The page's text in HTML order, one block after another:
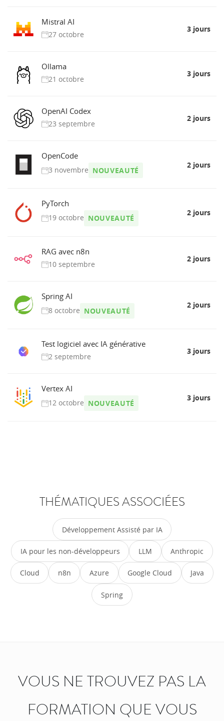
Mistral AI
27 octobre
3 jours
Ollama
21 octobre
3 jours
OpenAI Codex
23 septembre
2 jours
OpenCode
3 novembre NOUVEAUTÉ
2 jours
PyTorch
19 octobre NOUVEAUTÉ
2 jours
RAG avec n8n
10 septembre
2 jours
Spring AI
8 octobre NOUVEAUTÉ
2 jours
Test logiciel avec IA générative
2 septembre
3 jours
Vertex AI
12 octobre NOUVEAUTÉ
3 jours
THÉMATIQUES ASSOCIÉES
Développement Assisté par IA
IA pour les non-développeurs LLM Anthropic
Cloud n8n Azure Google Cloud Java
Spring
VOUS NE TROUVEZ PAS LA
FORMATION QUE VOUS